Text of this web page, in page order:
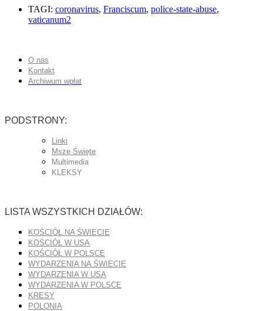
TAGI: coronavirus, Franciscum, police-state-abuse,
vaticanum2
O nas
Kontakt
Archiwum wpłat
PODSTRONY:
Linki
Msze Święte
Multimedia
KLEKSY
LISTA WSZYSTKICH DZIAŁÓW:
KOŚCIÓŁ NA ŚWIECIE
KOŚCIÓŁ W USA
KOŚCIÓŁ W POLSCE
WYDARZENIA NA ŚWIECIE
WYDARZENIA W USA
WYDARZENIA W POLSCE
KRESY
POLONIA